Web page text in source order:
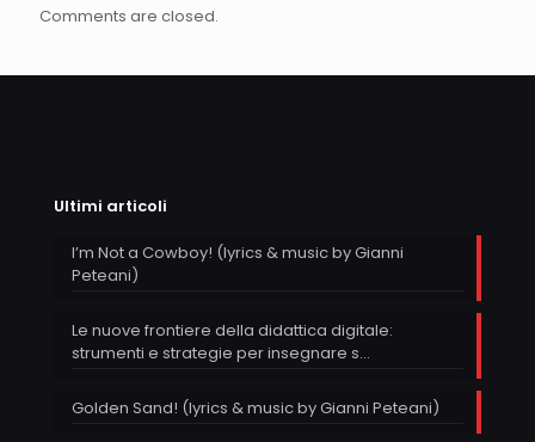
Comments are closed.
Ultimi articoli
I’m Not a Cowboy! (lyrics & music by Gianni
Peteani)
Le nuove frontiere della didattica digitale:
strumenti e strategie per insegnare s…
Golden Sand! (lyrics & music by Gianni Peteani)